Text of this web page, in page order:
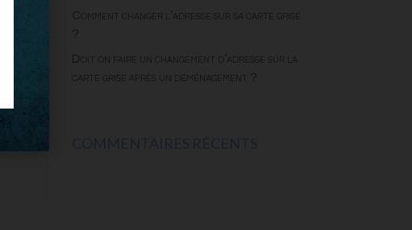
Comment changer l’adresse sur sa carte grise
?
Doit on faire un changement d’adresse sur la
carte grise après un déménagement ?